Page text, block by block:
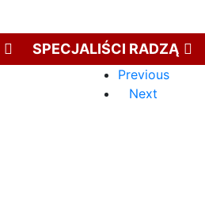
SPECJALIŚCI RADZĄ
Previous
Next